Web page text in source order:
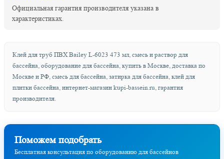
Официальная гарантия производителя указана в
характеристиках.
Клей для труб ПВХ Bailey L-6023 473 мл, смесь и раствор для
бассейна, оборудование для бассейна, купить в Москве, доставка по
Москве и РФ, смесь для бассейна, затирка для бассейна, клей для
плитки бассейна, интернет-магазин kupi-bassein.ru, гарантия
производителя.
Поможем подобрать
Бесплатная консультация по оборудованию для бассейнов